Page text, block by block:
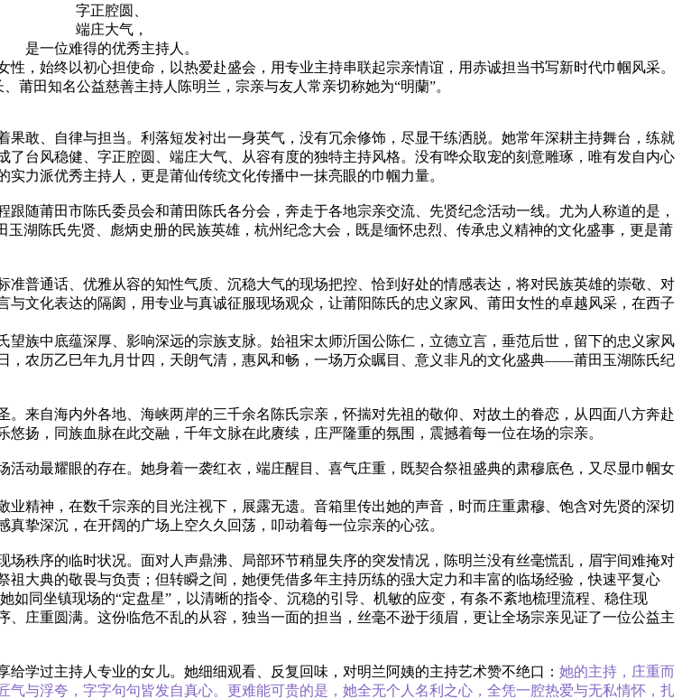
字正腔圆、
端庄大气，
是一位难得的优秀主持人。
，始终以初心担使命，以热爱赴盛会，用专业主持串联起宗亲情谊，用赤诚担当书写新时代巾帼风采。
田知名公益慈善主持人陈明兰，宗亲与友人常亲切称她为“明蘭”。
敢、自律与担当。利落短发衬出一身英气，没有冗余修饰，尽显干练洒脱。她常年深耕主持舞台，练就
台风稳健、字正腔圆、端庄大气、从容有度的独特主持风格。没有哗众取宠的刻意雕琢，唯有发自内心
力派优秀主持人，更是莆仙传统文化传播中一抹亮眼的巾帼力量。
随莆田市陈氏委员会和莆田陈氏各分会，奔走于各地宗亲交流、先贤纪念活动一线。尤为人称道的是，
湖陈氏先贤、彪炳史册的民族英雄，杭州纪念大会，既是缅怀忠烈、传承忠义精神的文化盛事，更是莆
普通话、优雅从容的知性气质、沉稳大气的现场把控、恰到好处的情感表达，将对民族英雄的崇敬、对
文化表达的隔阂，用专业与真诚征服现场观众，让莆阳陈氏的忠义家风、莆田女性的卓越风采，在西子
望族中底蕴深厚、影响深远的宗族支脉。始祖宋太师沂国公陈仁 ，立德立言，垂范后世，留下的忠义家风
，农历乙巳年九月廿四，天朗气清，惠风和畅，一场万众瞩目、意义非凡的文化盛典——莆田玉湖陈氏纪
来自海内外各地、海峡两岸的三千余名陈氏宗亲，怀揣对先祖的敬仰、对故土的眷恋，从四面八方奔赴
扬，同族血脉在此交融，千年文脉在此赓续，庄严隆重的氛围，震撼着每一位在场的宗亲。
动最耀眼的存在。她身着一袭红衣，端庄醒目、喜气庄重，既契合祭祖盛典的肃穆底色，又尽显巾帼女
精神，在数千宗亲的目光注视下，展露无遗。音箱里传出她的声音，时而庄重肃穆、饱含对先贤的深切
挚深沉，在开阔的广场上空久久回荡，叩动着每一位宗亲的心弦。
秩序的临时状况。面对人声鼎沸、局部环节稍显失序的突发情况，陈明兰没有丝毫慌乱，眉宇间难掩对
大典的敬畏与负责；但转瞬之间，她便凭借多年主持历练的强大定力和丰富的临场经验，快速平复心
如同坐镇现场的“定盘星”，以清晰的指令、沉稳的引导、机敏的应变，有条不紊地梳理流程、稳住现
庄重圆满。这份临危不乱的从容，独当一面的担当，丝毫不逊于须眉，更让全场宗亲见证了一位公益主
学过主持人专业的女儿。她细细观看、反复回味，对明兰阿姨的主持艺术赞不绝口： 她的主持，庄重而
与浮夸，字字句句皆发自真心。更难能可贵的是，她全无个人名利之心，全凭一腔热爱与无私情怀，扎